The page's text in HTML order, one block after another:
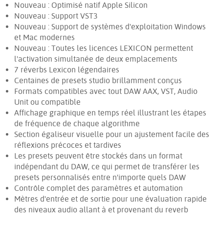
Nouveau : Optimisé natif Apple Silicon
Nouveau : Support VST3
Nouveau : Support de systèmes d'exploitation Windows
et Mac modernes
Nouveau : Toutes les licences LEXICON permettent
l'activation simultanée de deux emplacements
7 réverbs Lexicon légendaires
Centaines de presets studio brillamment conçus
Formats compatibles avec tout DAW AAX, VST, Audio
Unit ou compatible
Affichage graphique en temps réel illustrant les étapes
de fréquence de chaque algorithme
Section égaliseur visuelle pour un ajustement facile des
réflexions précoces et tardives
Les presets peuvent être stockés dans un format
indépendant du DAW, ce qui permet de transférer les
presets personnalisés entre n'importe quels DAW
Contrôle complet des paramètres et automation
Mètres d'entrée et de sortie pour une évaluation rapide
des niveaux audio allant à et provenant du reverb